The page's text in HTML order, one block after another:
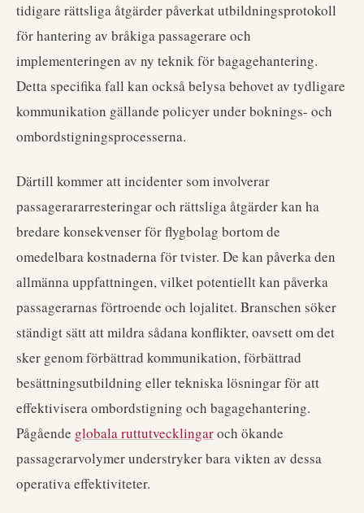
tidigare rättsliga åtgärder påverkat utbildningsprotokoll
för hantering av bråkiga passagerare och
implementeringen av ny teknik för bagagehantering.
Detta specifika fall kan också belysa behovet av tydligare
kommunikation gällande policyer under boknings- och
ombordstigningsprocesserna.
Därtill kommer att incidenter som involverar
passagerararresteringar och rättsliga åtgärder kan ha
bredare konsekvenser för flygbolag bortom de
omedelbara kostnaderna för tvister. De kan påverka den
allmänna uppfattningen, vilket potentiellt kan påverka
passagerarnas förtroende och lojalitet. Branschen söker
ständigt sätt att mildra sådana konflikter, oavsett om det
sker genom förbättrad kommunikation, förbättrad
besättningsutbildning eller tekniska lösningar för att
effektivisera ombordstigning och bagagehantering.
Pågående globala ruttutvecklingaroch ökande
passagerarvolymer understryker bara vikten av dessa
operativa effektiviteter.